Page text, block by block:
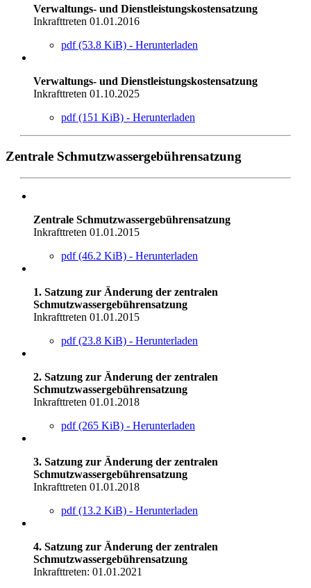
Verwaltungs- und Dienstleistungskostensatzung
Inkrafttreten 01.01.2016
pdf (53.8 KiB) - Herunterladen
Verwaltungs- und Dienstleistungskostensatzung
Inkrafttreten 01.10.2025
pdf (151 KiB) - Herunterladen
Zentrale Schmutzwassergebührensatzung
Zentrale Schmutzwassergebührensatzung
Inkrafttreten 01.01.2015
pdf (46.2 KiB) - Herunterladen
1. Satzung zur Änderung der zentralen
Schmutzwassergebührensatzung
Inkrafttreten 01.01.2015
pdf (23.8 KiB) - Herunterladen
2. Satzung zur Änderung der zentralen
Schmutzwassergebührensatzung
Inkrafttreten 01.01.2018
pdf (265 KiB) - Herunterladen
3. Satzung zur Änderung der zentralen
Schmutzwassergebührensatzung
Inkrafttreten 01.01.2018
pdf (13.2 KiB) - Herunterladen
4. Satzung zur Änderung der zentralen
Schmutzwassergebührensatzung
Inkrafttreten: 01.01.2021